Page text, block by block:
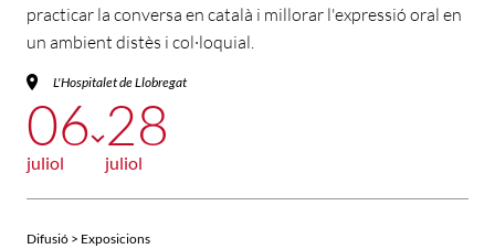
practicar la conversa en català i millorar l'expressió oral en
un ambient distès i col·loquial.
L'Hospitalet de Llobregat
06
juliol
28
juliol
Difusió > Exposicions